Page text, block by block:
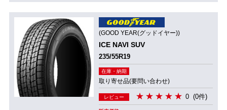
(GOOD YEAR(グッドイヤー))
ICE NAVI SUV
235/55R19
在庫・納期
取り寄せ品(要問い合わせ)
レビュー 0 (0件)